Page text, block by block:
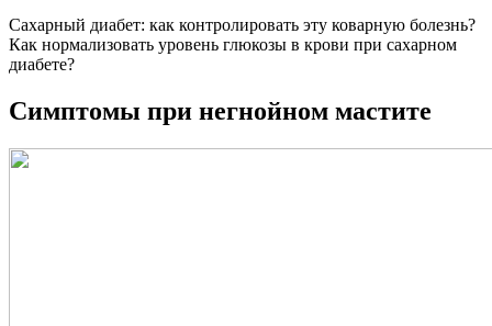
Сахарный диабет: как контролировать эту коварную болезнь?
Как нормализовать уровень глюкозы в крови при сахарном
диабете?
Симптомы при негнойном мастите